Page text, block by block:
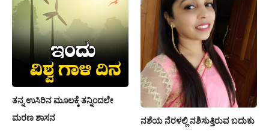
ತನ್ನ ಉಸಿರಿನ ಮೂಲಕ್ಕೆ ತನ್ನಿಂದಲೇ
ಮರಣ ಶಾಸನ
ನಶೆಯ ನೆರಳಲ್ಲಿ ನಶಿಸುತ್ತಿರುವ ಬದುಕು